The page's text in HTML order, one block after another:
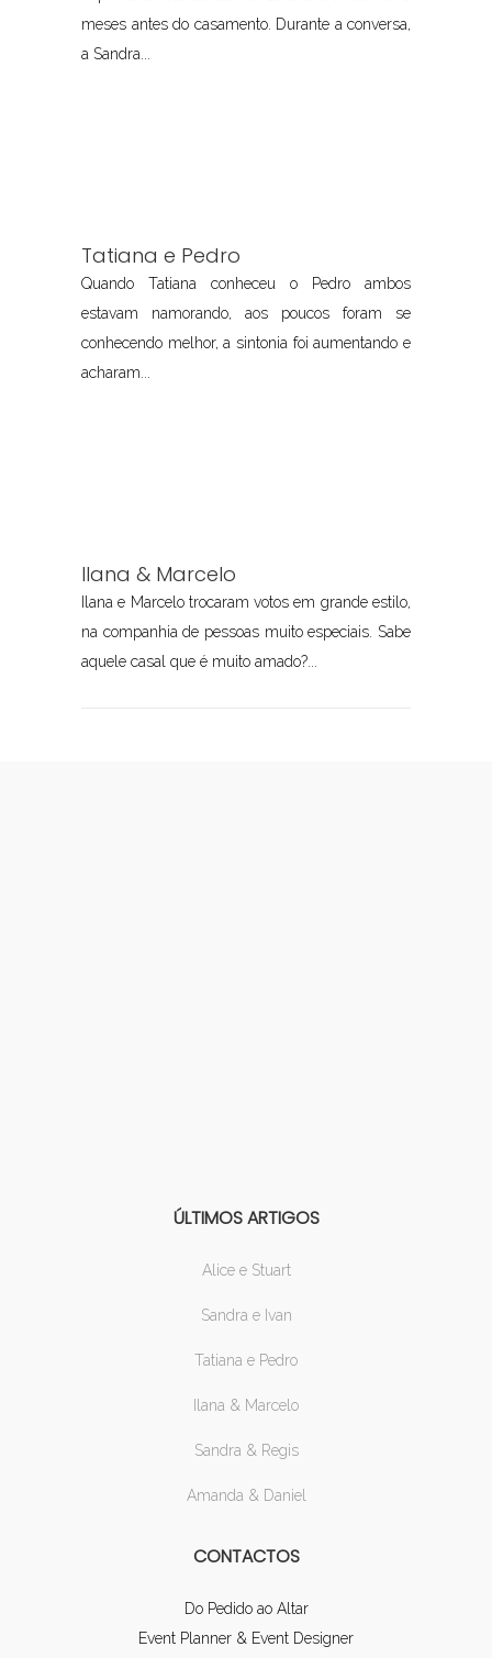
meses antes do casamento. Durante a conversa,
a Sandra...
Tatiana e Pedro
Quando Tatiana conheceu o Pedro ambos
estavam namorando, aos poucos foram se
conhecendo melhor, a sintonia foi aumentando e
acharam...
Ilana & Marcelo
Ilana e Marcelo trocaram votos em grande estilo,
na companhia de pessoas muito especiais. Sabe
aquele casal que é muito amado?...
ÚLTIMOS ARTIGOS
Alice e Stuart
Sandra e Ivan
Tatiana e Pedro
Ilana & Marcelo
Sandra & Regis
Amanda & Daniel
CONTACTOS
Do Pedido ao Altar
Event Planner & Event Designer